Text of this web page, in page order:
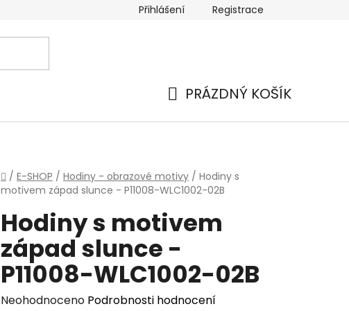
Přihlášení Registrace
PRÁZDNÝ KOŠÍK
Domů
/ E-SHOP / Hodiny - obrazové motivy / Hodiny s
motivem západ slunce - P11008-WLC1002-02B
Hodiny s motivem
západ slunce -
P11008-WLC1002-02B
Průměrné
Neohodnoceno Podrobnosti hodnocení